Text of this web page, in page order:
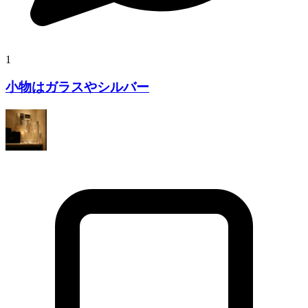
1
小物はガラスやシルバー